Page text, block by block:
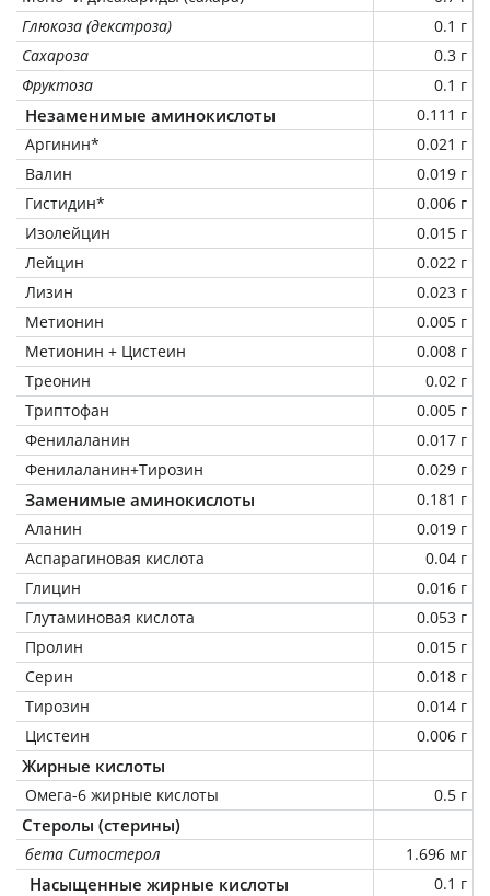
Глюкоза (декстроза)
0.1 г
Сахароза
0.3 г
Фруктоза
0.1 г
Незаменимые аминокислоты
0.111 г
Аргинин*
0.021 г
Валин
0.019 г
Гистидин*
0.006 г
Изолейцин
0.015 г
Лейцин
0.022 г
Лизин
0.023 г
Метионин
0.005 г
Метионин + Цистеин
0.008 г
Треонин
0.02 г
Триптофан
0.005 г
Фенилаланин
0.017 г
Фенилаланин+Тирозин
0.029 г
Заменимые аминокислоты
0.181 г
Аланин
0.019 г
Аспарагиновая кислота
0.04 г
Глицин
0.016 г
Глутаминовая кислота
0.053 г
Пролин
0.015 г
Серин
0.018 г
Тирозин
0.014 г
Цистеин
0.006 г
Жирные кислоты
Омега-6 жирные кислоты 0.5 г
Стеролы (стерины)
бета Ситостерол 1.696 мг
Насыщенные жирные кислоты
0.1 г